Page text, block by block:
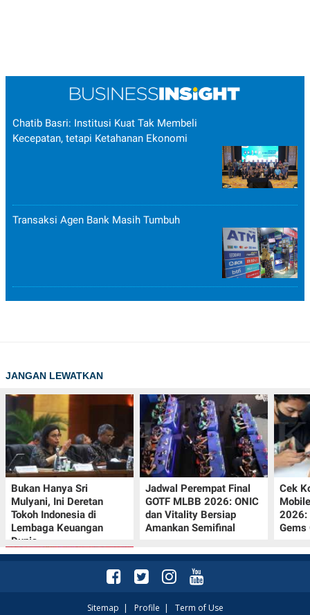
Chatib Basri: Institusi Kuat Tak Membeli
Kecepatan, tetapi Ketahanan Ekonomi
Transaksi Agen Bank Masih Tumbuh
JANGAN LEWATKAN
Bukan Hanya Sri
Mulyani, Ini Deretan
Tokoh Indonesia di
Lembaga Keuangan
Dunia
Jadwal Perempat Final
GOTF MLBB 2026: ONIC
dan Vitality Bersiap
Amankan Semifinal
Cek
2026:
Gems
Sitemap | Profile | Term of Use